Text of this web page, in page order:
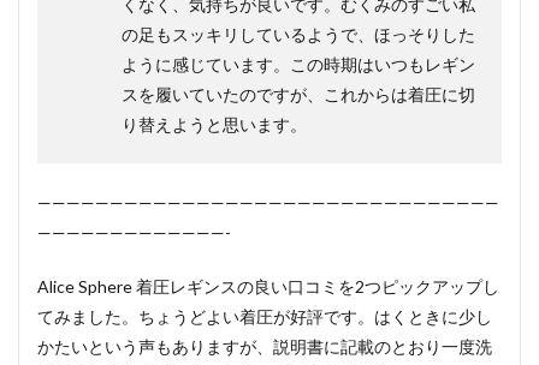
くなく、気持ちが良いです。むくみのすごい私
の足もスッキリしているようで、ほっそりした
ように感じています。この時期はいつもレギン
スを履いていたのですが、これからは着圧に切
り替えようと思います。
————————————————————————————————
—————————————-
Alice Sphere 着圧レギンスの良い口コミを2つピックアップし
てみました。ちょうどよい着圧が好評です。はくときに少し
かたいという声もありますが、説明書に記載のとおり一度洗